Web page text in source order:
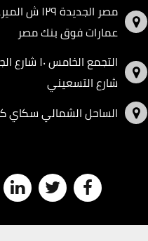
مصر
عمارات فوق بنك مصر
التجمع
شارع التسعيني
الساحل الشمالي سكاي